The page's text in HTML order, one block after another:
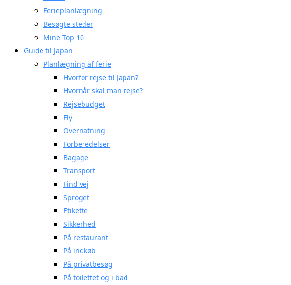
Ferieplanlægning
Besøgte steder
Mine Top 10
Guide til Japan
Planlægning af ferie
Hvorfor rejse til Japan?
Hvornår skal man rejse?
Rejsebudget
Fly
Overnatning
Forberedelser
Bagage
Transport
Find vej
Sproget
Etikette
Sikkerhed
På restaurant
På indkøb
På privatbesøg
På toilettet og i bad